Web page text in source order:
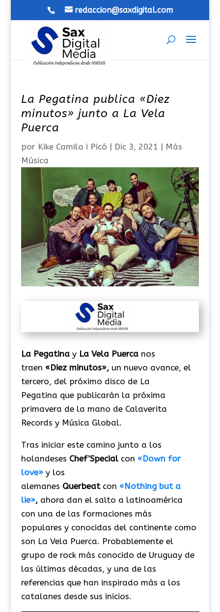
redaccion@saxdigital.com
La Pegatina publica «Diez
minutos» junto a La Vela
Puerca
por Kike Camilo i Picó | Dic 3, 2021 | Más
Música
La Pegatina yLa Vela Puercanos
traen «Diez minutos», un nuevo avance, el
tercero, del próximo disco de La
Pegatina que publicarán la próxima
primavera de la mano de Calaverita
Records y Música Global.
Tras iniciar este camino junto a los
holandeses Chef’Special con «Down for
love»y los
alemanes Querbeat con «Nothing but a
lie», ahora dan el salto a latinoamérica
con una de las formaciones más
populares y conocidas del continente como
son La Vela Puerca. Probablemente el
grupo de rock más conocido de Uruguay de
las últimas décadas, y una de las
referencias que han inspirado más a los
catalanes desde sus inicios.